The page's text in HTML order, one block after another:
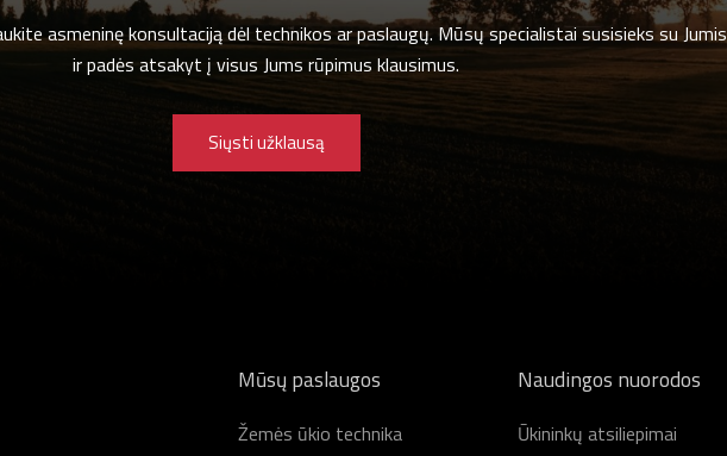
asmeninę konsultaciją dėl technikos ar paslaugų. Mūsų specialistai susisieks su Jumis
ir padės atsakyt į visus Jums rūpimus klausimus.
Siųsti užklausą
Mūsų paslaugos
Žemės ūkio technika
Naudingos nuorodos
Ūkininkų atsiliepimai